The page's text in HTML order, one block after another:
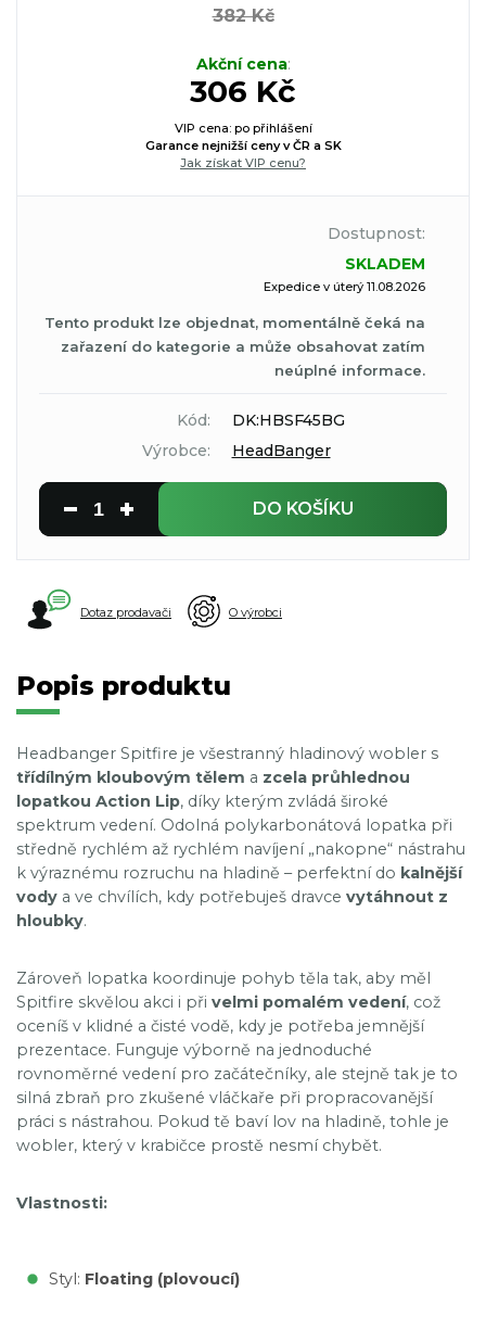
382 Kč
Akční cena:
306 Kč
VIP cena: po přihlášení
Garance nejnižší ceny v ČR a SK
Jak získat VIP cenu?
Dostupnost:
SKLADEM
Expedice v úterý 11.08.2026
Tento produkt lze objednat, momentálně čeká na
zařazení do kategorie a může obsahovat zatím
neúplné informace.
Kód:
DK:HBSF45BG
Výrobce:
HeadBanger
DO KOŠÍKU
Dotaz prodavači O výrobci
Popis produktu
Headbanger Spitfire je všestranný hladinový wobler s
třídílným kloubovým tělem a zcela průhlednou
lopatkou Action Lip, díky kterým zvládá široké
spektrum vedení. Odolná polykarbonátová lopatka při
středně rychlém až rychlém navíjení „nakopne“ nástrahu
k výraznému rozruchu na hladině – perfektní do kalnější
vody a ve chvílích, kdy potřebuješ dravce vytáhnout z
hloubky.
Zároveň lopatka koordinuje pohyb těla tak, aby měl
Spitfire skvělou akci i při velmi pomalém vedení, což
oceníš v klidné a čisté vodě, kdy je potřeba jemnější
prezentace. Funguje výborně na jednoduché
rovnoměrné vedení pro začátečníky, ale stejně tak je to
silná zbraň pro zkušené vláčkaře při propracovanější
práci s nástrahou. Pokud tě baví lov na hladině, tohle je
wobler, který v krabičce prostě nesmí chybět.
Vlastnosti:
Styl: Floating (plovoucí)